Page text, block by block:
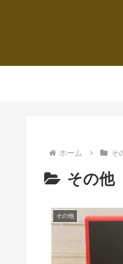
ホーム そ
その他
その他